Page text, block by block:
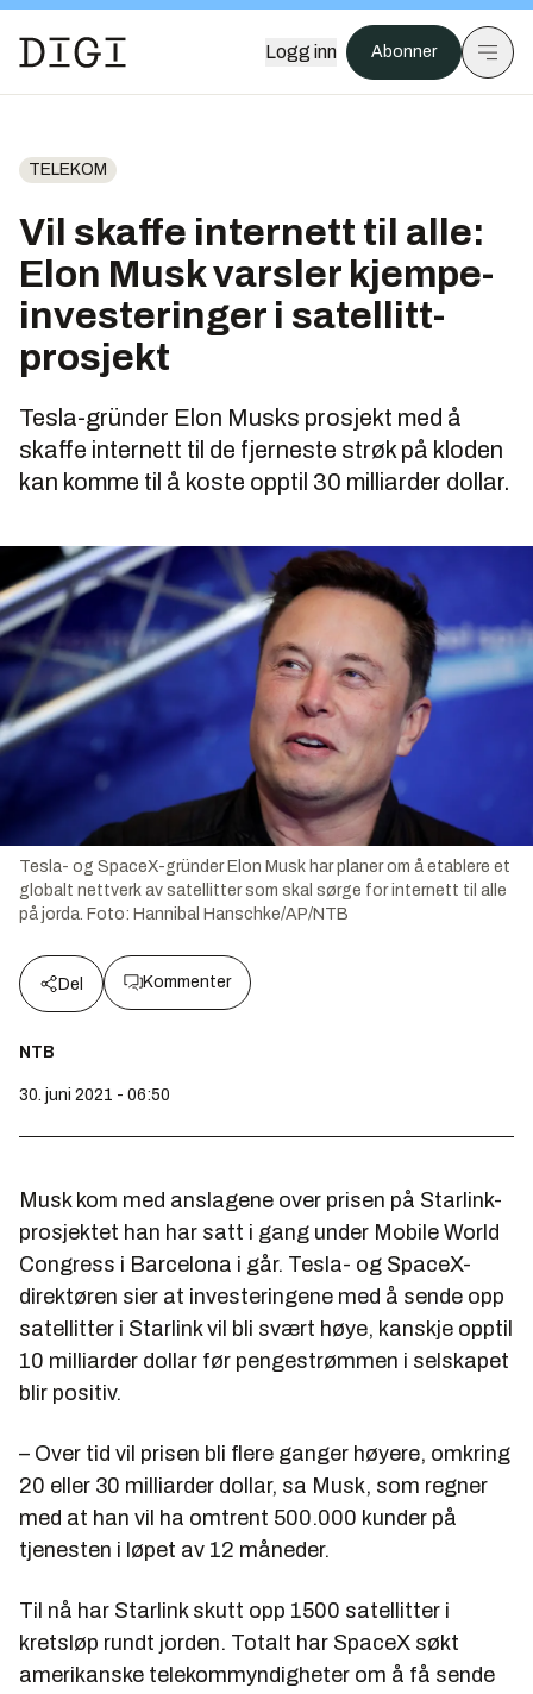
Logg inn Abonner
TELEKOM
Vil skaffe internett til alle:
Elon Musk varsler kjempe­
investeringer i satellitt­
prosjekt
Tesla-gründer Elon Musks prosjekt med å
skaffe internett til de fjerneste strøk på kloden
kan komme til å koste opptil 30 milliarder dollar.
Tesla- og SpaceX-gründer Elon Musk har planer om å etablere et
globalt nettverk av satellitter som skal sørge for internett til alle
på jorda. Foto: Hannibal Hanschke/AP/NTB
Del Kommenter
NTB
30. juni 2021 - 06:50
Musk kom med anslagene over prisen på Starlink-
prosjektet han har satt i gang under Mobile World
Congress i Barcelona i går. Tesla- og SpaceX-
direktøren sier at investeringene med å sende opp
satellitter i Starlink vil bli svært høye, kanskje opptil
10 milliarder dollar før pengestrømmen i selskapet
blir positiv.
– Over tid vil prisen bli flere ganger høyere, omkring
20 eller 30 milliarder dollar, sa Musk, som regner
med at han vil ha omtrent 500.000 kunder på
tjenesten i løpet av 12 måneder.
Til nå har Starlink skutt opp 1500 satellitter i
kretsløp rundt jorden. Totalt har SpaceX søkt
amerikanske telekommyndigheter om å få sende